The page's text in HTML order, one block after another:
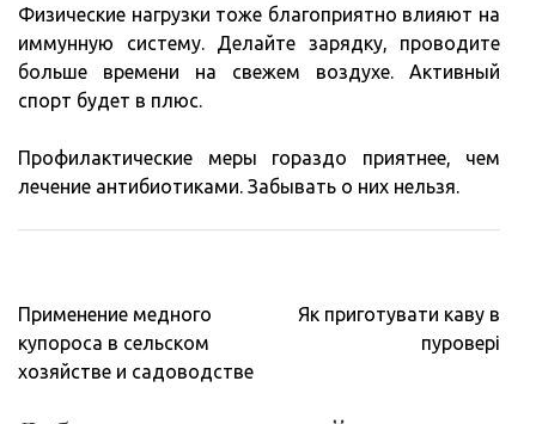
Физические нагрузки тоже благоприятно влияют на
иммунную систему. Делайте зарядку, проводите
больше времени на свежем воздухе. Активный
спорт будет в плюс.
Профилактические меры гораздо приятнее, чем
лечение антибиотиками. Забывать о них нельзя.
Навигация
по
записям
Применение медного
купороса в сельском
хозяйстве и садоводстве
Як приготувати каву в
пуровері